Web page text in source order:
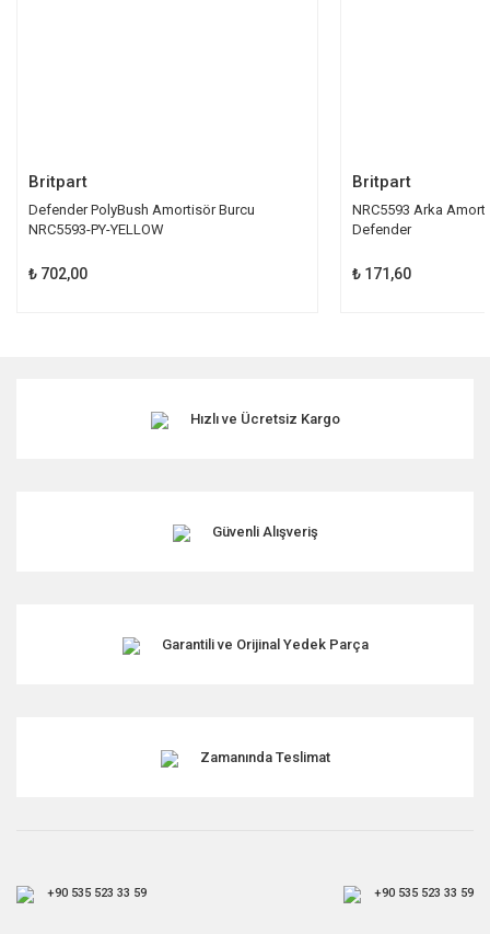
Britpart
Defender PolyBush Amortisör Burcu
NRC5593-PY-YELLOW
₺ 702,00
Britpart
NRC5593 Arka
Defender
₺ 171,60
Hızlı ve Ücretsiz Kargo
Güvenli Alışveriş
Garantili ve Orijinal Yedek Parça
Zamanında Teslimat
+90 535 523 33 59 +90 535 523 33 59